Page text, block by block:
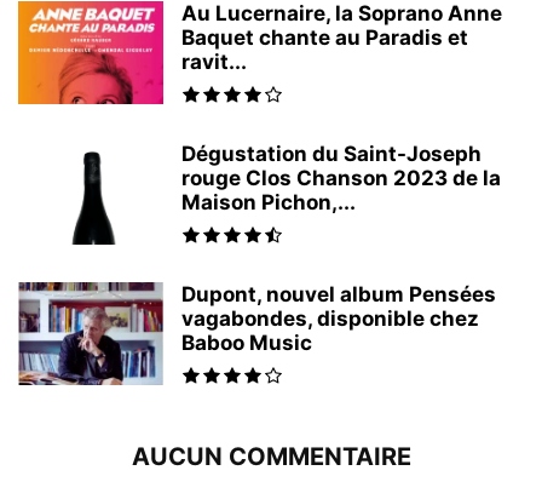
Au Lucernaire, la Soprano Anne
Baquet chante au Paradis et
ravit...
Dégustation du Saint-Joseph
rouge Clos Chanson 2023 de la
Maison Pichon,...
Dupont, nouvel album Pensées
vagabondes, disponible chez
Baboo Music
AUCUN COMMENTAIRE